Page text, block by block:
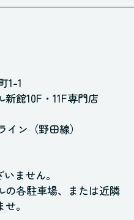
1-1
館10F・11F専門店
ン（野田線）
ません。
各駐車場、
または近隣
。